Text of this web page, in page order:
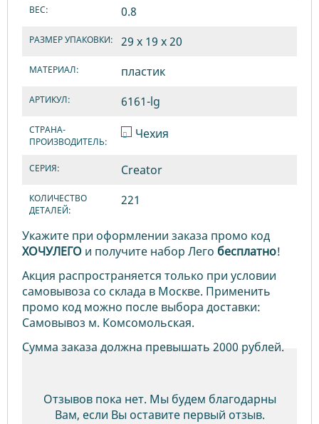
ВЕС: 0.8
РАЗМЕР УПАКОВКИ: 29 х 19 х 20
МАТЕРИАЛ: пластик
АРТИКУЛ: 6161-lg
СТРАНА-
ПРОИЗВОДИТЕЛЬ:
Чехия
СЕРИЯ: Creator
КОЛИЧЕСТВО
ДЕТАЛЕЙ:
221
Укажите при оформлении заказа промо код
ХОЧУЛЕГО и получите набор Лего бесплатно!
Акция распространяется только при условии
самовывоза со склада в Москве. Применить
промо код можно после выбора доставки:
Самовывоз м. Комсомольская.
Сумма заказа должна превышать 2000 рублей.
Отзывов пока нет. Мы будем благодарны
Вам, если Вы оставите первый отзыв.